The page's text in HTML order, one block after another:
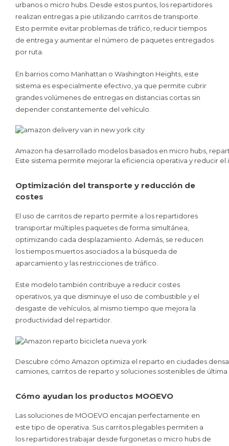
urbanos o micro hubs. Desde estos puntos, los repartidores
realizan entregas a pie utilizando carritos de transporte.
Esto permite evitar problemas de tráfico, reducir tiempos
de entrega y aumentar el número de paquetes entregados
por ruta.
En barrios como Manhattan o Washington Heights, este
sistema es especialmente efectivo, ya que permite cubrir
grandes volúmenes de entregas en distancias cortas sin
depender constantemente del vehículo.
Amazon ha desarrollado modelos basados en micro hubs,
Este sistema permite mejorar la eficiencia operativa y reducir
Optimización del transporte y reducción de
costes
El uso de carritos de reparto permite a los repartidores
transportar múltiples paquetes de forma simultánea,
optimizando cada desplazamiento. Además, se reducen
los tiempos muertos asociados a la búsqueda de
aparcamiento y las restricciones de tráfico.
Este modelo también contribuye a reducir costes
operativos, ya que disminuye el uso de combustible y el
desgaste de vehículos, al mismo tiempo que mejora la
productividad del repartidor.
Descubre cómo Amazon optimiza el reparto en ciudades
camiones, carritos de reparto y soluciones sostenibles de última
Cómo ayudan los productos MOOEVO
Las soluciones de MOOEVO encajan perfectamente en
este tipo de operativa. Sus carritos plegables permiten a
los repartidores trabajar desde furgonetas o micro hubs de